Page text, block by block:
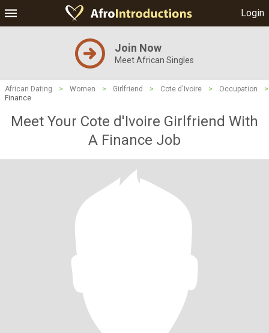
Login
Join Now
Meet African Singles
African Dating > Women > Girlfriend > Cote d'Ivoire > Occupation
>
Finance
Meet Your Cote d'Ivoire Girlfriend With
A Finance Job